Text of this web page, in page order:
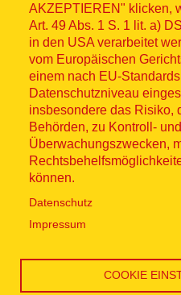
AKZEPTIEREN" klicken,
Art. 49 Abs. 1 S. 1 lit. a)
in den USA verarbeitet
vom Europäischen
einem nach EU-
Datenschutzniveau
insbesondere das Risiko,
Behörden, zu Kontroll-
Überwachungszwecken,
können.
Datenschutz
Impressum
COOKIE
Datenschutz
Kontakt
Hinweisgebersystem
Lieferkette
Widerruf
Social Media